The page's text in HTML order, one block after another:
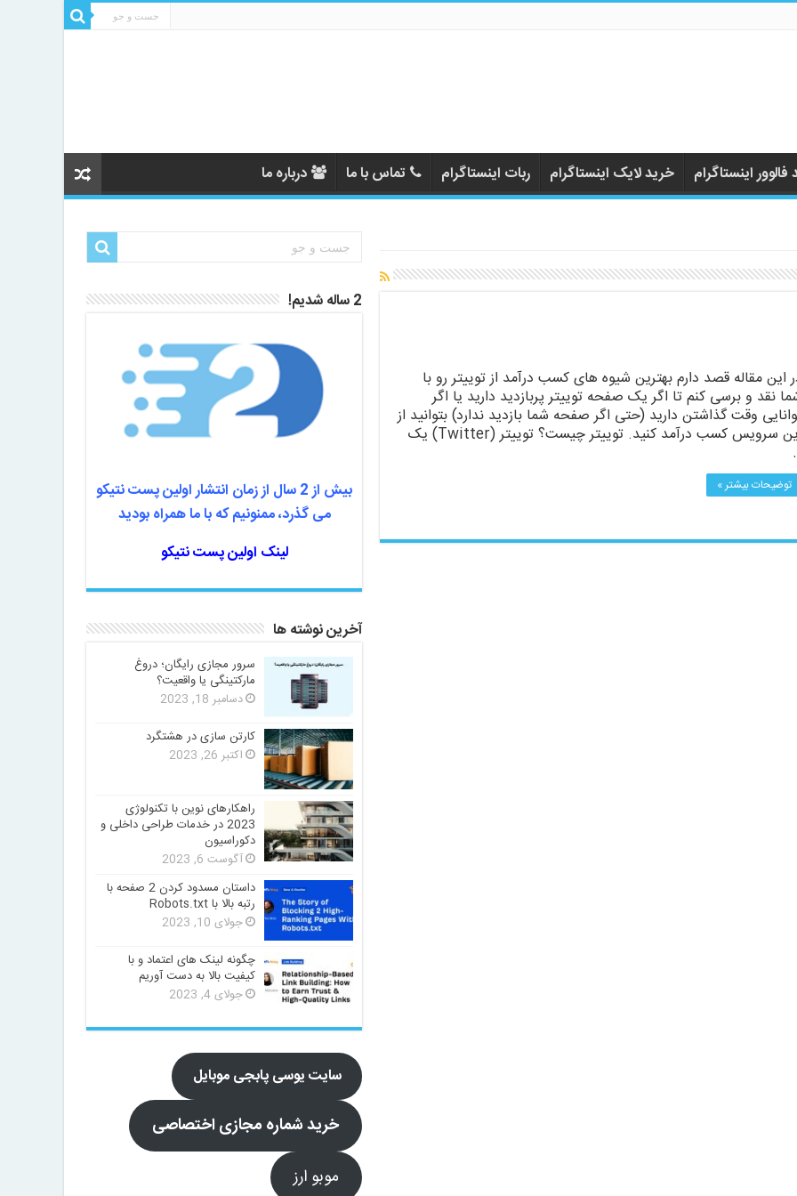
اینستاگرام خرید لایک اینستاگرام ربات اینستاگرام تماس با ما درباره ما
این مقاله قصد دارم بهترین شیوه های کسب درآمد از توییتر رو با
نقد و برسی کنم تا اگر یک صفحه توییتر پربازدید دارید یا اگر
وقت گذاشتن دارید (حتی اگر صفحه شما بازدید ندارد) بتوانید از
این سرویس کسب درآمد کنید. توییتر چیست؟ توییتر (Twitter) یک
توضیحات بیشتر »
2 ساله شدیم!
بیش از 2 سال از زمان انتشار اولین پست نتیکو
می گذرد، ممنونیم که با ما همراه بودید
لینک اولین پست نتیکو
آخرین نوشته ها
سرور مجازی رایگان؛ دروغ
مارکتینگی یا واقعیت؟
دسامبر 18, 2023
کارتن سازی در هشتگرد
اکتبر 26, 2023
راهکارهای نوین با تکنولوژی
2023 در خدمات طراحی داخلی و
دکوراسیون
آگوست 6, 2023
داستان مسدود کردن 2 صفحه با
رتبه بالا با Robots.txt
جولای 10, 2023
چگونه لینک های اعتماد و با
کیفیت بالا به دست آوریم
جولای 4, 2023
سایت یوسی پابجی موبایل
خرید شماره مجازی اختصاصی
موبو ارز